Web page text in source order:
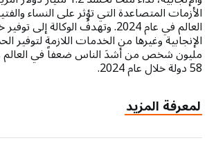
عاماً
في
مجال
الصحة
الجنسية
والإنجابية
لم
يشمل
إلى
الأزمات المتصاعدة التي تؤثر على النساء
العالم في عام 2024. وتهدفُ الوكالة
مليون شخص من أشدَ الناس ضعفاً في العالم
58 دولة خلال عام 2024.
لمعرفة المزيد
about
وكالة
الأمم